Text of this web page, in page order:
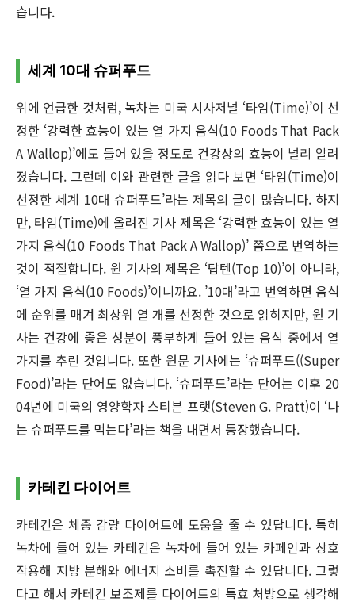
습니다.
세계 10대 슈퍼푸드
위에 언급한 것처럼, 녹차는 미국 시사저널 ‘타임(Time)’이 선
정한 ‘강력한 효능이 있는 열 가지 음식(10 Foods That Pack
A Wallop)’에도 들어 있을 정도로 건강상의 효능이 널리 알려
졌습니다. 그런데 이와 관련한 글을 읽다 보면 ‘타임(Time)이
선정한 세계 10대 슈퍼푸드’라는 제목의 글이 많습니다. 하지
만, 타임(Time)에 올려진 기사 제목은 ‘강력한 효능이 있는 열
가지 음식(10 Foods That Pack A Wallop)’ 쯤으로 번역하는
것이 적절합니다. 원 기사의 제목은 ‘탑텐(Top 10)’이 아니라,
‘열 가지 음식(10 Foods)’이니까요. ’10대’라고 번역하면 음식
에 순위를 매겨 최상위 열 개를 선정한 것으로 읽히지만, 원 기
사는 건강에 좋은 성분이 풍부하게 들어 있는 음식 중에서 열
가지를 추린 것입니다. 또한 원문 기사에는 ‘슈퍼푸드((Super
Food)’라는 단어도 없습니다. ‘슈퍼푸드’라는 단어는 이후 20
04년에 미국의 영양학자 스티븐 프랫(Steven G. Pratt)이 ‘나
는 슈퍼푸드를 먹는다’라는 책을 내면서 등장했습니다.
카테킨 다이어트
카테킨은 체중 감량 다이어트에 도움을 줄 수 있답니다. 특히
녹차에 들어 있는 카테킨은 녹차에 들어 있는 카페인과 상호
작용해 지방 분해와 에너지 소비를 촉진할 수 있답니다. 그렇
다고 해서 카테킨 보조제를 다이어트의 특효 처방으로 생각해